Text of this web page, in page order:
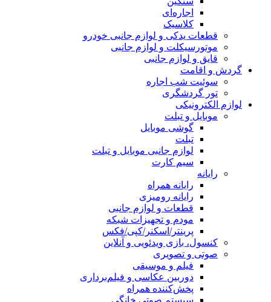
اجاره‌ای
کلاسیک
قطعات یدکی و لوازم جانبی خودرو
موتورسیکلت و لوازم جانبی
قایق و لوازم جانبی
گردش و اقامت
سوئیت شب اجاره
تور گردشگری
لوازم الکترونیکی
موبایل و تبلت
گوشی موبایل
تبلت
لوازم جانبی موبایل و تبلت
سیم کارت
رایانه
رایانه همراه
رایانه رومیزی
قطعات و لوازم جانبی
مودم و تجهیزات شبکه
پرینتر/اسکنر/کپی/فکس
کنسول، بازی‌ ویدئویی و آنلاین
صوتی و تصویری
فیلم و موسیقی
دوربین عکاسی و فیلم‌برداری
پخش‌کننده همراه